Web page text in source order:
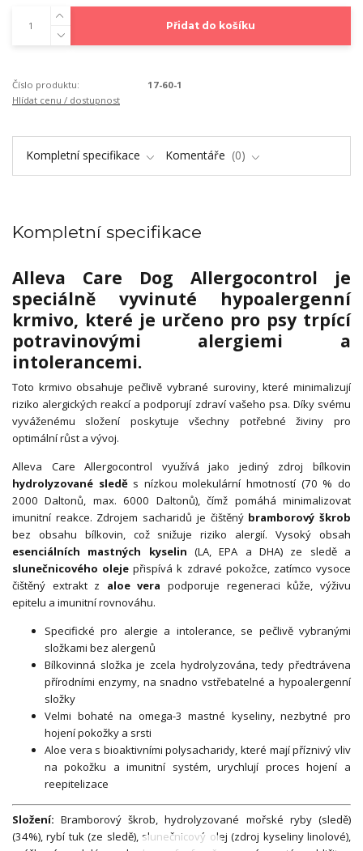
Přidat do košíku
Číslo produktu:
17-60-1
Hlídat cenu / dostupnost
Kompletní specifikace Komentáře 0
Kompletní specifikace
Alleva Care Dog Allergocontrol je
speciálně vyvinuté hypoalergenní
krmivo, které je určeno pro psy trpící
potravinovými alergiemi a
intolerancemi.
Toto krmivo obsahuje pečlivě vybrané suroviny, které minimalizují
riziko alergických reakcí a podporují zdraví vašeho psa. Díky svému
vyváženému složení poskytuje všechny potřebné živiny pro
optimální růst a vývoj.
Alleva Care Allergocontrol využívá jako jediný zdroj bílkovin
hydrolyzované sleděs nízkou molekulární hmotností (70 % do
2000 Daltonů, max. 6000 Daltonů), čímž pomáhá minimalizovat
imunitní reakce. Zdrojem sacharidů je čištěný bramborový škrob
bez obsahu bílkovin, což snižuje riziko alergií. Vysoký obsah
esenciálních mastných kyselin (LA, EPA a DHA) ze sledě a
slunečnicového oleje přispívá k zdravé pokožce, zatímco vysoce
čištěný extrakt z aloe vera podporuje regeneraci kůže, výživu
epitelu a imunitní rovnováhu.
Specifické pro alergie a intolerance, se pečlivě vybranými
složkami bez alergenů
Bílkovinná složka je zcela hydrolyzována, tedy předtrávena
přírodními enzymy, na snadno vstřebatelné a hypoalergenní
složky
Velmi bohaté na omega-3 mastné kyseliny, nezbytné pro
hojení pokožky a srsti
Aloe vera s bioaktivními polysacharidy, které mají příznivý vliv
na pokožku a imunitní systém, urychlují proces hojení a
reepitelizace
Složení: Bramborový škrob, hydrolyzované mořské ryby (sledě)
(34%), rybí tuk (ze sledě), slunečnicový olej (zdroj kyseliny linolové),